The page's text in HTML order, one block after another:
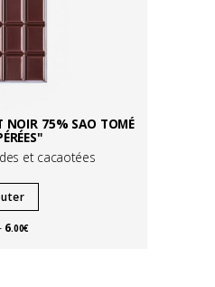
NOIR 75% SAO TOMÉ
et cacaotées
6.00€